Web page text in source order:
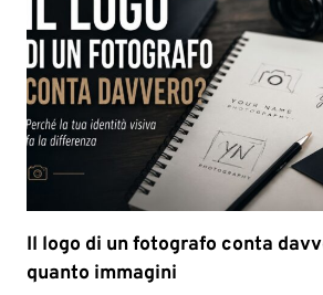
Il logo di un fotografo conta
quanto immagini